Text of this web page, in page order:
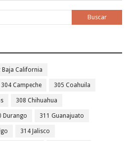
Baja California
304 Campeche 305 Coahuila
308 Chihuahua
Durango 311 Guanajuato
314 Jalisco